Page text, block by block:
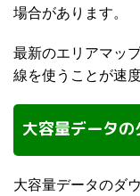
場合があります。
最新のエリアマッ
線を使うことが速
大容量データ
大容量データのダ